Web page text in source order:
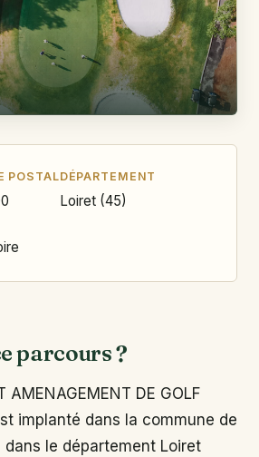
POSTALDÉPARTEMENT
Loiret (45)
parcours ?
AMENAGEMENT DE GOLF
implanté dans la commune de
le département Loiret